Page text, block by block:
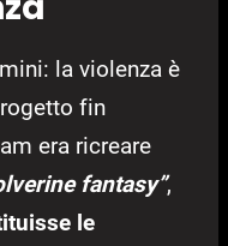
la violenza è
fin
era ricreare
fantasy”,
le